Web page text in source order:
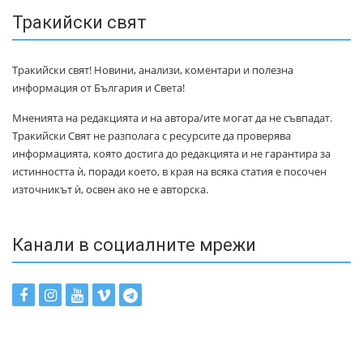
Тракийски свят
Тракийски свят! Новини, анализи, коментари и полезна
информация от България и Света!
Мненията на редакцията и на автора/ите могат да не съвпадат.
Тракийски Свят не разполага с ресурсите да проверява
информацията, която достига до редакцията и не гарантира за
истинността ѝ, поради което, в края на всяка статия е посочен
източникът ѝ, освен ако не е авторска.
Канали в социалните мрежи